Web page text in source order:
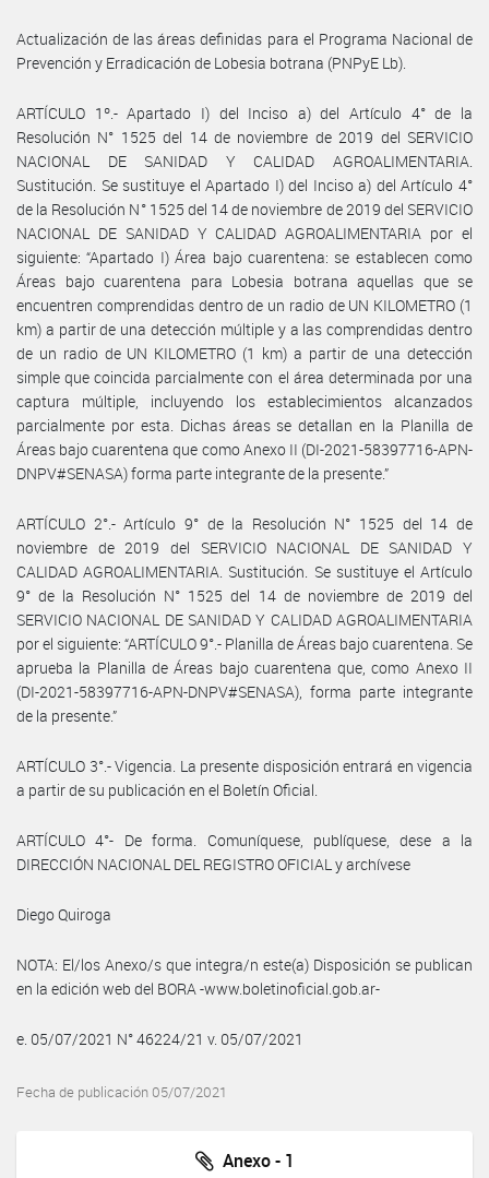
Actualización de las áreas definidas para el Programa Nacional de
Prevención y Erradicación de Lobesia botrana (PNPyE Lb).
ARTÍCULO 1º.- Apartado I) del Inciso a) del Artículo 4° de la
Resolución N° 1525 del 14 de noviembre de 2019 del SERVICIO
NACIONAL DE SANIDAD Y CALIDAD AGROALIMENTARIA.
Sustitución. Se sustituye el Apartado I) del Inciso a) del Artículo 4°
de la Resolución N° 1525 del 14 de noviembre de 2019 del SERVICIO
NACIONAL DE SANIDAD Y CALIDAD AGROALIMENTARIA por el
siguiente: “Apartado I) Área bajo cuarentena: se establecen como
Áreas bajo cuarentena para Lobesia botrana aquellas que se
encuentren comprendidas dentro de un radio de UN KILOMETRO (1
km) a partir de una detección múltiple y a las comprendidas dentro
de un radio de UN KILOMETRO (1 km) a partir de una detección
simple que coincida parcialmente con el área determinada por una
captura múltiple, incluyendo los establecimientos alcanzados
parcialmente por esta. Dichas áreas se detallan en la Planilla de
Áreas bajo cuarentena que como Anexo II (DI-2021-58397716-APN-
DNPV#SENASA) forma parte integrante de la presente.”
ARTÍCULO 2°.- Artículo 9° de la Resolución N° 1525 del 14 de
noviembre de 2019 del SERVICIO NACIONAL DE SANIDAD Y
CALIDAD AGROALIMENTARIA. Sustitución. Se sustituye el Artículo
9° de la Resolución N° 1525 del 14 de noviembre de 2019 del
SERVICIO NACIONAL DE SANIDAD Y CALIDAD AGROALIMENTARIA
por el siguiente: “ARTÍCULO 9°.- Planilla de Áreas bajo cuarentena. Se
aprueba la Planilla de Áreas bajo cuarentena que, como Anexo II
(DI-2021-58397716-APN-DNPV#SENASA), forma parte integrante
de la presente.”
ARTÍCULO 3°.- Vigencia. La presente disposición entrará en vigencia
a partir de su publicación en el Boletín Oficial.
ARTÍCULO 4°- De forma. Comuníquese, publíquese, dese a la
DIRECCIÓN NACIONAL DEL REGISTRO OFICIAL y archívese
Diego Quiroga
NOTA: El/los Anexo/s que integra/n este(a) Disposición se publican
en la edición web del BORA -www.boletinoficial.gob.ar-
e. 05/07/2021 N° 46224/21 v. 05/07/2021
Fecha de publicación 05/07/2021
Anexo - 1